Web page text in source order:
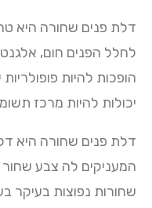
דלת פנים שחורה היא
לחלל הפנים חום,
הופכות להיות פופולריות
יכולות להיות מרכז
דלת פנים שחורה היא
המעניקים לה צבע
שחורות נפוצות בעיקר